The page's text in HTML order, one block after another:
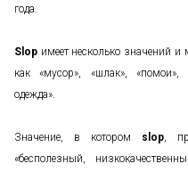
года.
Slop имеет несколько значений
как «мусор», «шлак», «помои»,
одежда».
Значение, в котором slop ,
«бесполезный,